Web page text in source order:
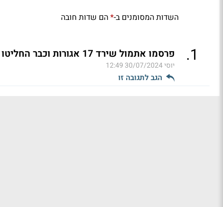
השדות המסומנים ב-*הם שדות חובה
1
. פרסמו אתמול שירד 17 אגורות וכבר החליטו לגנוב 9 אגורות ש
יוסי30/07/2024 12:49
הגב לתגובה זו